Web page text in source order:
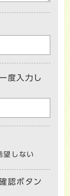
度入力し
望しない
認ボタン